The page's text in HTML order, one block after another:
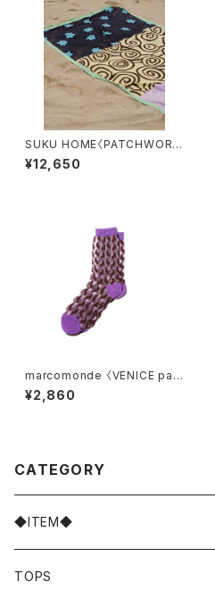
SUKU HOME〈PATCHWORK
BEACH SARONG〉
¥12,650
marcomonde 〈VENICE patt
ern〉07
¥2,860
CATEGORY
◆ITEM◆
TOPS